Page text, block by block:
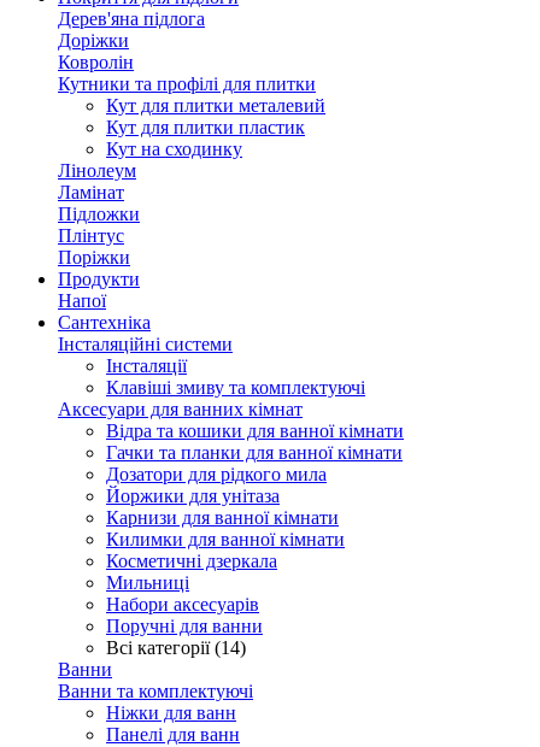
Дерев'яна підлога
Доріжки
Ковролін
Кутники та профілі для плитки
Кут для плитки металевий
Кут для плитки пластик
Кут на сходинку
Лінолеум
Ламінат
Підложки
Плінтус
Поріжки
Продукти
Напої
Сантехніка
Інсталяційні системи
Інсталяції
Клавіші змиву та комплектуючі
Аксесуари для ванних кімнат
Відра та кошики для ванної кімнати
Гачки та планки для ванної кімнати
Дозатори для рідкого мила
Йоржики для унітаза
Карнизи для ванної кімнати
Килимки для ванної кімнати
Косметичні дзеркала
Мильниці
Набори аксесуарів
Поручні для ванни
Всі категорії (14)
Ванни
Ванни та комплектуючі
Ніжки для ванн
Панелі для ванн